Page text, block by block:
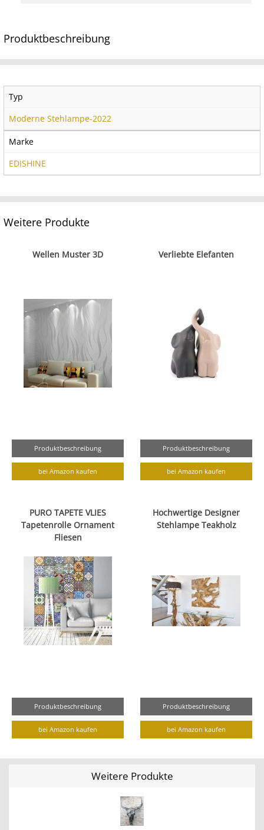
Produktbeschreibung
Typ
Moderne Stehlampe-2022
Marke
EDISHINE
Weitere Produkte
Wellen Muster 3D
Produktbeschreibung
bei Amazon kaufen
Verliebte Elefanten
Produktbeschreibung
bei Amazon kaufen
PURO TAPETE VLIES
Tapetenrolle Ornament
Fliesen
Produktbeschreibung
bei Amazon kaufen
Hochwertige Designer
Stehlampe Teakholz
Produktbeschreibung
bei Amazon kaufen
Weitere Produkte